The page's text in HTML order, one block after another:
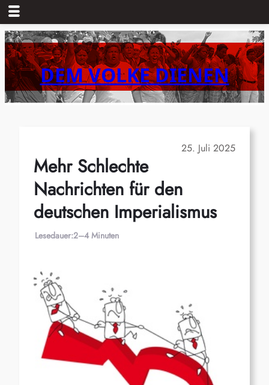
Zum
Inhalt
springenDEM VOLKE DIENEN
25. Juli 2025
Mehr Schlechte
Nachrichten für den
deutschen Imperialismus
Lesedauer:2–4 Minuten